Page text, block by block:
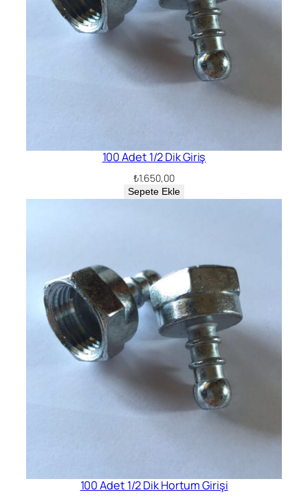
100 Adet 1/2 Dik Giriş
₺1.650,00
Sepete Ekle
100 Adet 1/2 Dik Hortum Girişi